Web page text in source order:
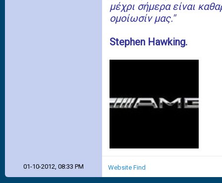
μέχρι σήμερα είναι
ομοίωσίν μας.''
Stephen Hawking.
01-10-2012, 08:33 PM Website Find